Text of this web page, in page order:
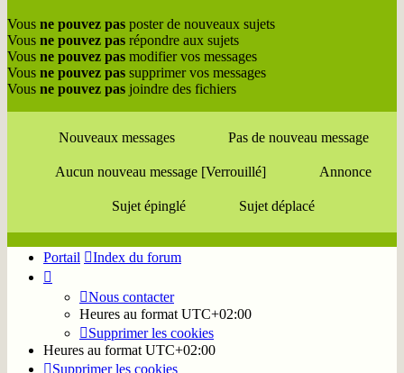
Vous ne pouvez pas poster de nouveaux sujets
Vous ne pouvez pas répondre aux sujets
Vous ne pouvez pas modifier vos messages
Vous ne pouvez pas supprimer vos messages
Vous ne pouvez pas joindre des fichiers
Nouveaux messages Pas de nouveau message
Aucun nouveau message [Verrouillé] Annonce
Sujet épinglé Sujet déplacé
Portail Index du forum
Nous contacter
Heures au format UTC+02:00
Supprimer les cookies
Heures au format UTC+02:00
Supprimer les cookies